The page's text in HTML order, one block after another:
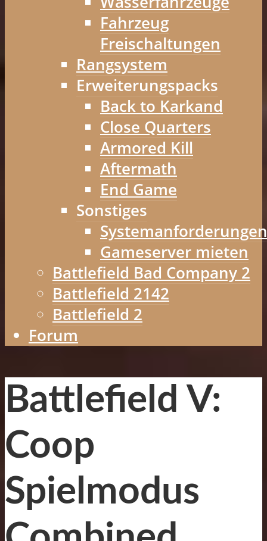
Fahrzeug
Freischaltungen
Rangsystem
Erweiterungspacks
Back to Karkand
Close Quarters
Armored Kill
Aftermath
End Game
Sonstiges
Systemanforderungen
Gameserver mieten
Battlefield Bad Company 2
Battlefield 2142
Battlefield 2
Forum
Battlefield V:
Coop
Spielmodus